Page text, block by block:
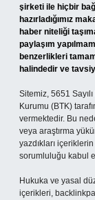
şirketi ile hiçbir
hazırladığımız
haber niteliği
paylaşım
benzerlikleri
halindedir ve
Sitemiz, 5651
Kurumu (BTK)
vermektedir. Bu
veya araştırma
yazdıkları
sorumluluğu kabul
Hukuka ve yasal
içerikleri,